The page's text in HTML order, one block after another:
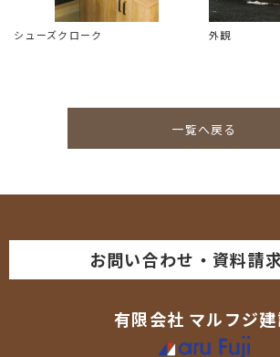
シューズクローク 外観
一覧へ戻る
お問い合わせ・資料請
有限会社 マルフジ